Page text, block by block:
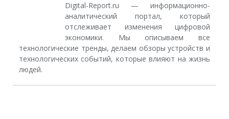
Digital-Report.ru — информационно-
аналитический портал, который
отслеживает изменения цифровой
экономики. Мы описываем все
технологические тренды, делаем обзоры устройств и
технологических событий, которые влияют на жизнь
людей.